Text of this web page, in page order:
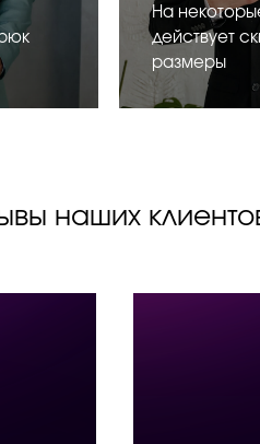
На
действует
размеры
наших